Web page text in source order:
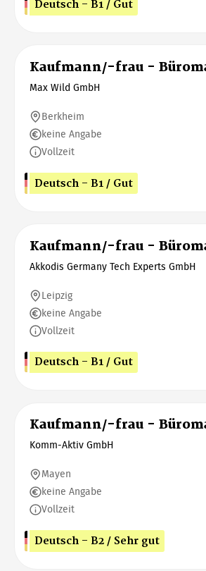
Deutsch - B1 / Gut
Kaufmann/-frau -
Max Wild GmbH
Berkheim
keine Angabe
Vollzeit
Deutsch - B1 / Gut
Kaufmann/-frau -
Akkodis Germany Tech Experts GmbH
Leipzig
keine Angabe
Vollzeit
Deutsch - B1 / Gut
Kaufmann/-frau -
Komm-Aktiv GmbH
Mayen
keine Angabe
Vollzeit
Deutsch - B2 / Sehr gut